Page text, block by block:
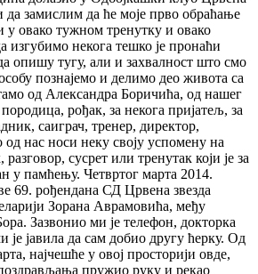
да замислим да ће моје прво обраћање
у овако тужном тренутку и овако
некога тешко је пронаћи
опишу тугу, али и захвалност што смо
познајемо и делимо део живота са
од Александра Боричића, од нашег
рођак, за некога пријатељ, за
саиграч, тренер, директор,
од нас носи неку своју успомену на
сусрет или тренутак који је за
у памћењу. Четвртог марта 2014.
69. рођендана СД Црвена звезда
Зорана Аврамовића, међу
Зазвонио ми је телефон, докторка
је јавила да сам добио другу ћерку. Од
најчешће у овој просторији овде,
пружио руку и рекао